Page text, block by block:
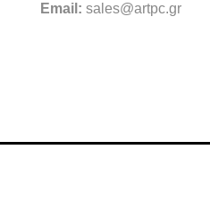
Email: sales@artpc.gr